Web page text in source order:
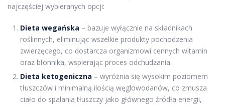
najczęściej wybieranych opcji:
Dieta wegańska – bazuje wyłącznie na składnikach
roślinnych, eliminując wszelkie produkty pochodzenia
zwierzęcego, co dostarcza organizmowi cennych witamin
oraz błonnika, wspierając proces odchudzania.
Dieta ketogeniczna – wyróżnia się wysokim poziomem
tłuszczów i minimalną ilością węglowodanów, co zmusza
ciało do spalania tłuszczy jako głównego źródła energii,